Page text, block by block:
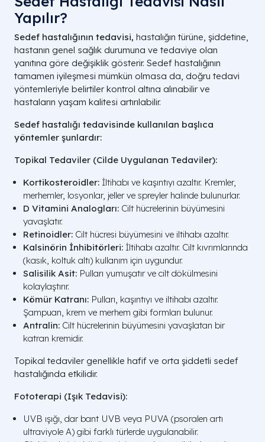
Yapılır?
Sedef hastalığının tedavisi, hastalığın türüne, şiddetine,
hastanın genel sağlık durumuna ve tedaviye olan
yanıtına göre değişiklik gösterir. Sedef hastalığının
tamamen iyileşmesi mümkün olmasa da, doğru tedavi
yöntemleriyle belirtiler kontrol altına alınabilir ve
hastaların yaşam kalitesi artırılabilir.
Sedef hastalığı tedavisinde kullanılan başlıca
yöntemler şunlardır:
Topikal Tedaviler (Cilde Uygulanan Tedaviler):
Kortikosteroidler: İltihabı ve kaşıntıyı azaltır. Kremler,
merhemler, losyonlar, jeller ve spreyler halinde bulunurlar.
D Vitamini Analogları: Cilt hücrelerinin büyümesini
yavaşlatır.
Retinoidler: Cilt hücresi büyümesini ve iltihabı azaltır.
Kalsinörin İnhibitörleri: İltihabı azaltır. Cilt kıvrımlarında
(kasık, koltuk altı) kullanım için uygundur.
Salisilik Asit: Pulları yumuşatır ve cilt dökülmesini
kolaylaştırır.
Kömür Katranı: Pulları, kaşıntıyı ve iltihabı azaltır.
Şampuan, krem ve merhem gibi formları bulunur.
Antralin: Cilt hücrelerinin büyümesini yavaşlatan bir
katran kremidir.
Topikal tedaviler genellikle hafif ve orta şiddetli sedef
hastalığında etkilidir.
Fototerapi (Işık Tedavisi):
UVB ışığı, dar bant UVB veya PUVA (psoralen artı
ultraviyole A) gibi farklı türlerde uygulanabilir.